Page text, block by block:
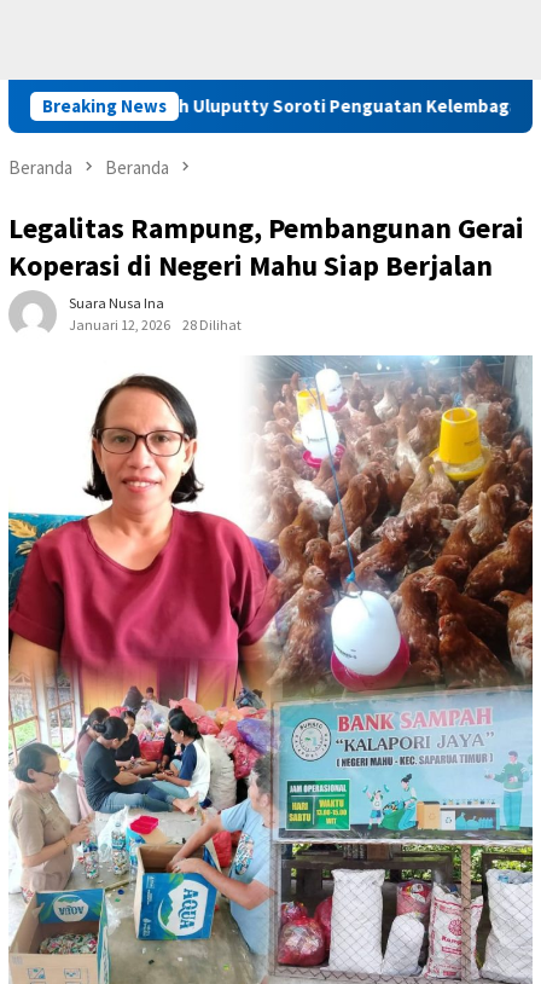
Breaking News
Saadiah Uluputty Soroti Penguatan Kelembagaan dan
Beranda Beranda
Legalitas Rampung, Pembangunan Gerai
Koperasi di Negeri Mahu Siap Berjalan
Suara Nusa Ina
Januari 12, 2026
28 Dilihat